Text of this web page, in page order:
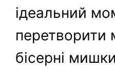
ідеальний
перетворити
бісерні